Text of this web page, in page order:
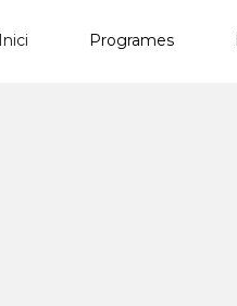
Inici Programes